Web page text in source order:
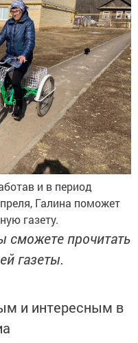
и в период
Галина поможет
газету.
сможете прочитать
газеты.
и интересным в